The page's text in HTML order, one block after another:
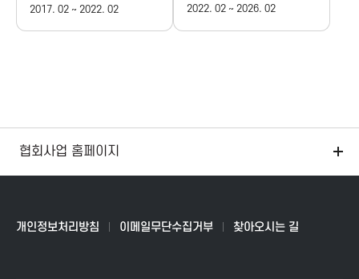
2017. 02 ~ 2022. 02 2022. 02 ~ 2026. 02
개인정보처리방침 이메일무단수집거부 찾아오시는 길
협회사업 홈페이지